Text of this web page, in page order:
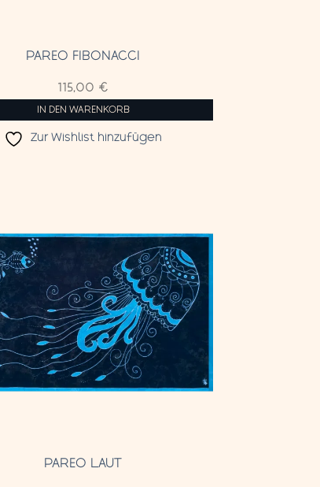
PAREO FIBONACCI
115,00 €
IN DEN WARENKORB
Zur Wishlist hinzufügen
PAREO LAUT